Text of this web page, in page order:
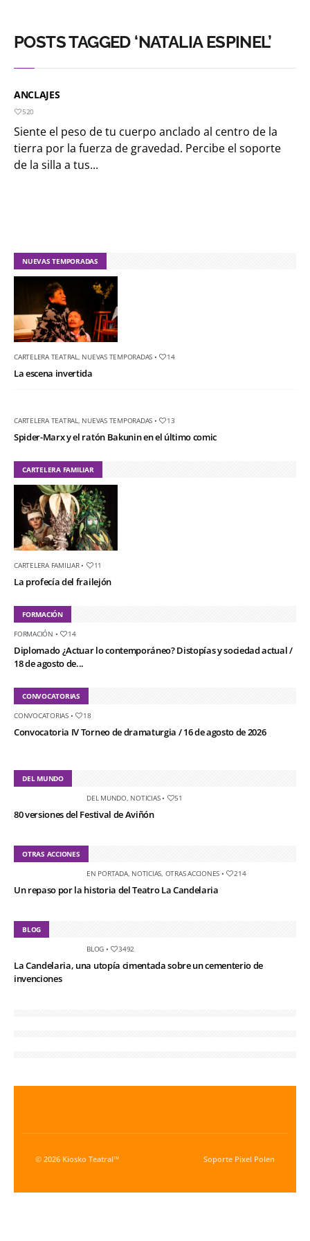
POSTS TAGGED ‘NATALIA ESPINEL’
ANCLAJES
520
Siente el peso de tu cuerpo anclado al centro de la
tierra por la fuerza de gravedad. Percibe el soporte
de la silla a tus...
NUEVAS TEMPORADAS
CARTELERA TEATRAL NUEVAS TEMPORADAS • 14
La escena invertida
CARTELERA TEATRAL NUEVAS TEMPORADAS • 13
Spider-Marx y el ratón Bakunin en el último comic
CARTELERA FAMILIAR
CARTELERA FAMILIAR• 11
La profecía del frailejón
FORMACIÓN
FORMACIÓN • 14
Diplomado ¿Actuar lo contemporáneo? Distopías y sociedad actual /
18 de agosto de...
CONVOCATORIAS
CONVOCATORIAS• 18
Convocatoria IV Torneo de dramaturgia / 16 de agosto de 2026
DEL MUNDO
DEL MUNDO, NOTICIAS• 51
80 versiones del Festival de Aviñón
OTRAS ACCIONES
EN PORTADA, NOTICIAS OTRAS ACCIONES • 214
Un repaso por la historia del Teatro La Candelaria
BLOG
BLOG • 3492
La Candelaria, una utopía cimentada sobre un cementerio de
invenciones
© 2026 Kiosko Teatral™ Soporte Pixel Polen